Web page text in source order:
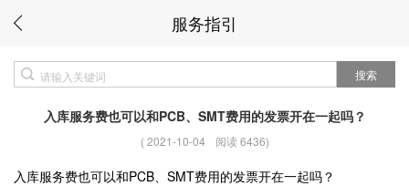
服务指引
搜索
入库服务费也可以和PCB、SMT费用的发票开在一起吗？
(2021-10-04 阅读 6436)
入库服务费也可以和PCB、SMT费用的发票开在一起吗？